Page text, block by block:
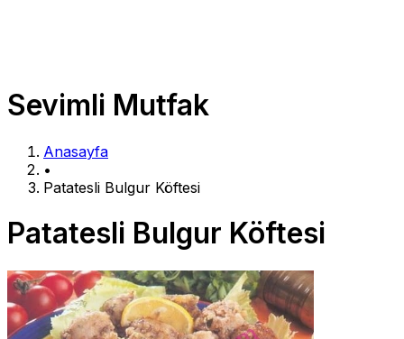
Sevimli Mutfak
Anasayfa
•
Patatesli Bulgur Köftesi
Patatesli Bulgur Köftesi